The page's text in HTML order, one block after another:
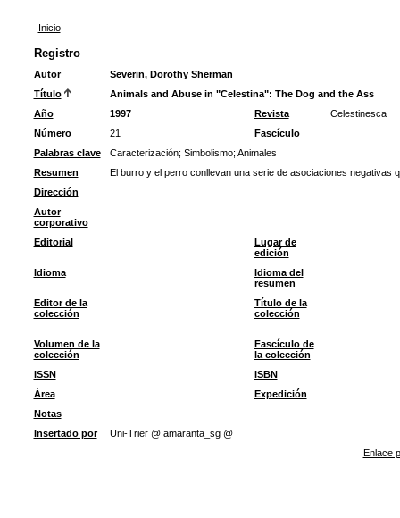
Inicio
Registro
Autor
Severin, Dorothy Sherman
Título
Animals and Abuse in "Celestina": The Dog and the Ass
Año
1997 Revista
Celestinesca
Número
21
Fascículo
Palabras clave
Caracterización; Simbolismo; Animales
Resumen
El burro y el perro conllevan una serie de asociaciones negativas
Dirección
Autor
corporativo
Editorial
Lugar de
edición
Idioma
Idioma del
resumen
Editor de la
colección
Título de la
colección
Volumen de la
colección
Fascículo de
la colección
ISSN
ISBN
Área
Expedición
Notas
Insertado por
Uni-Trier @ amaranta_sg @
Enlace